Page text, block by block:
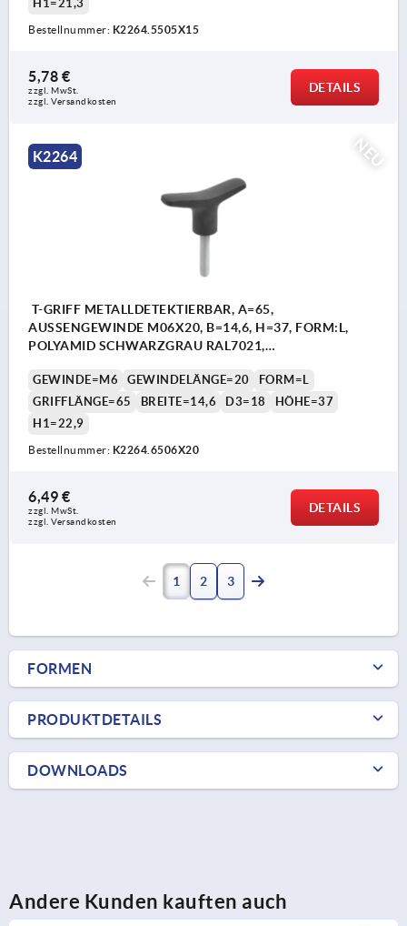
H1=21,3
Bestellnummer: K2264.5505X15
5,78 €
zzgl. MwSt.
zzgl. Versandkosten
DETAILS
NEU
K2264
T-GRIFF METALLDETEKTIERBAR, A=65,
AUSSENGEWINDE M06X20, B=14,6, H=37, FORM:L,
POLYAMID SCHWARZGRAU RAL7021,
GEWINDE=M6 GEWINDELÄNGE=20
FORM=L
GRIFFLÄNGE=65
BREITE=14,6 D3=18
HÖHE=37
H1=22,9
Bestellnummer: K2264.6506X20
6,49 €
zzgl. MwSt.
zzgl. Versandkosten
DETAILS
1 2 3
FORMEN
PRODUKTDETAILS
DOWNLOADS
Andere Kunden kauften auch